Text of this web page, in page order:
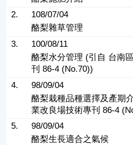
2.
108/07/04
酪梨雜草管理
3.
100/08/11
酪梨水分管理 (引自 台南
刊 86-4 (No.70))
4.
98/09/04
酪梨栽種品種選擇及產期
業改良場技術專刊 86-4
5.
98/09/04
酪梨生長適合之氣候